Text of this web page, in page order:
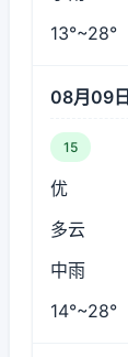
13°~28°
08月09日
15
优
多云
中雨
14°~28°